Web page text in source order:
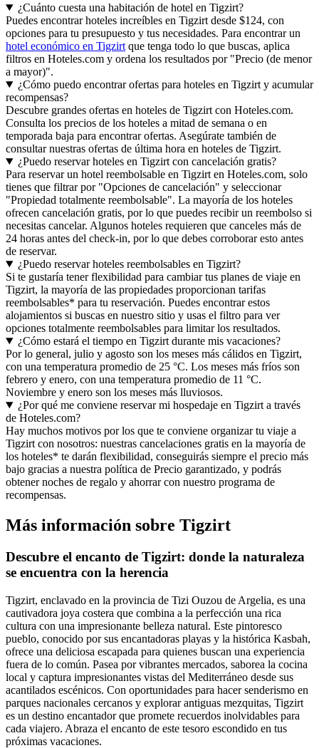
¿Cuánto cuesta una habitación de hotel en Tigzirt?
Puedes encontrar hoteles increíbles en Tigzirt desde $124, con
opciones para tu presupuesto y tus necesidades. Para encontrar un
hotel económico en Tigzirt que tenga todo lo que buscas, aplica
filtros en Hoteles.com y ordena los resultados por "Precio (de menor
a mayor)".
¿Cómo puedo encontrar ofertas para hoteles en Tigzirt y acumular
recompensas?
Descubre grandes ofertas en hoteles de Tigzirt con Hoteles.com.
Consulta los precios de los hoteles a mitad de semana o en
temporada baja para encontrar ofertas. Asegúrate también de
consultar nuestras ofertas de última hora en hoteles de Tigzirt.
¿Puedo reservar hoteles en Tigzirt con cancelación gratis?
Para reservar un hotel reembolsable en Tigzirt en Hoteles.com, solo
tienes que filtrar por "Opciones de cancelación" y seleccionar
"Propiedad totalmente reembolsable". La mayoría de los hoteles
ofrecen cancelación gratis, por lo que puedes recibir un reembolso si
necesitas cancelar. Algunos hoteles requieren que canceles más de
24 horas antes del check-in, por lo que debes corroborar esto antes
de reservar.
¿Puedo reservar hoteles reembolsables en Tigzirt?
Si te gustaría tener flexibilidad para cambiar tus planes de viaje en
Tigzirt, la mayoría de las propiedades proporcionan tarifas
reembolsables* para tu reservación. Puedes encontrar estos
alojamientos si buscas en nuestro sitio y usas el filtro para ver
opciones totalmente reembolsables para limitar los resultados.
¿Cómo estará el tiempo en Tigzirt durante mis vacaciones?
Por lo general, julio y agosto son los meses más cálidos en Tigzirt,
con una temperatura promedio de 25 °C. Los meses más fríos son
febrero y enero, con una temperatura promedio de 11 °C.
Noviembre y enero son los meses más lluviosos.
¿Por qué me conviene reservar mi hospedaje en Tigzirt a través
de Hoteles.com?
Hay muchos motivos por los que te conviene organizar tu viaje a
Tigzirt con nosotros: nuestras cancelaciones gratis en la mayoría de
los hoteles* te darán flexibilidad, conseguirás siempre el precio más
bajo gracias a nuestra política de Precio garantizado, y podrás
obtener noches de regalo y ahorrar con nuestro programa de
recompensas.
Más información sobre Tigzirt
Descubre el encanto de Tigzirt: donde la naturaleza
se encuentra con la herencia
Tigzirt, enclavado en la provincia de Tizi Ouzou de Argelia, es una
cautivadora joya costera que combina a la perfección una rica
cultura con una impresionante belleza natural. Este pintoresco
pueblo, conocido por sus encantadoras playas y la histórica Kasbah,
ofrece una deliciosa escapada para quienes buscan una experiencia
fuera de lo común. Pasea por vibrantes mercados, saborea la cocina
local y captura impresionantes vistas del Mediterráneo desde sus
acantilados escénicos. Con oportunidades para hacer senderismo en
parques nacionales cercanos y explorar antiguas mezquitas, Tigzirt
es un destino encantador que promete recuerdos inolvidables para
cada viajero. Abraza el encanto de este tesoro escondido en tus
próximas vacaciones.